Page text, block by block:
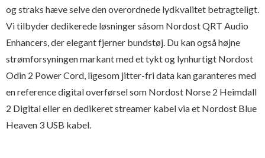
og straks hæve selve den overordnede lydkvalitet betragteligt.
Vi tilbyder dedikerede løsninger såsom Nordost QRT Audio
Enhancers, der elegant fjerner bundstøj. Du kan også højne
strømforsyningen markant med et tykt og lynhurtigt Nordost
Odin 2 Power Cord, ligesom jitter-fri data kan garanteres med
en reference digital overførsel som Nordost Norse 2 Heimdall
2 Digital eller en dedikeret streamer kabel via et Nordost Blue
Heaven 3 USB kabel.